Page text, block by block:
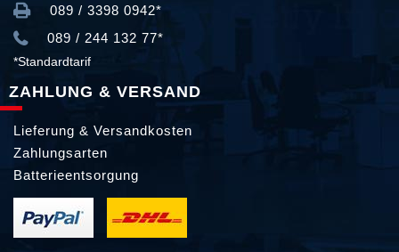
089 / 3398 0942*
089 / 244 132 77*
*Standardtarif
ZAHLUNG & VERSAND
Lieferung & Versandkosten
Zahlungsarten
Batterieentsorgung